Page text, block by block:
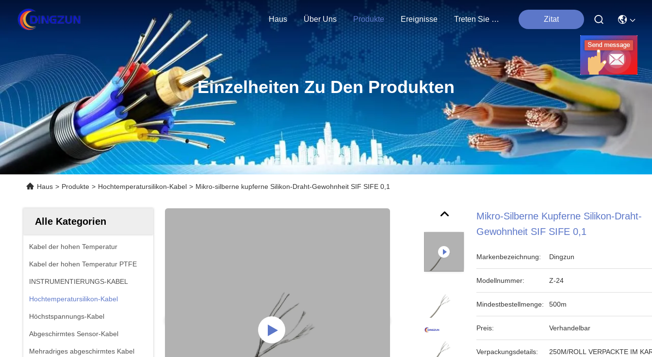
Haus Über Uns Produkte Ereignisse Treten Sie Mit Uns In Verbindung Zitat
Einzelheiten Zu Den Produkten
Haus > Produkte > Hochtemperatursilikon-Kabel > Mikro-silberne kupferne Silikon-Draht-Gewohnheit SIF SIFE 0,1
Alle Kategorien
Kabel der hohen Temperatur
Kabel der hohen Temperatur PTFE
INSTRUMENTIERUNGS-KABEL
Hochtemperatursilikon-Kabel
Höchstspannungs-Kabel
Abgeschirmtes Sensor-Kabel
Mehradriges abgeschirmtes Kabel
Mikro-Silberne Kupferne Silikon-Draht-
Gewohnheit SIF SIFE 0,1
Markenbezeichnung: Dingzun
Modellnummer: Z-24
Mindestbestellmenge: 500m
Preis: Verhandelbar
Verpackungsdetails: 250M/ROLL VERPACKTE IM